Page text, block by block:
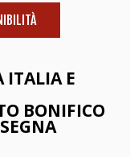
ITALIA E
BONIFICO